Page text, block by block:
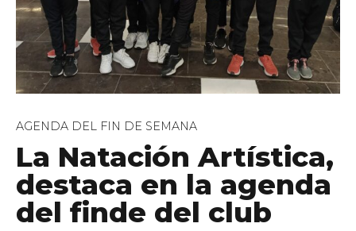
AGENDA DEL FIN DE SEMANA
La Natación Artística,
destaca en la agenda
del finde del club